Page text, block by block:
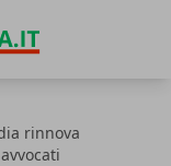
rinnova